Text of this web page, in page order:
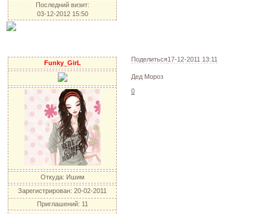
Последний визит:
03-12-2012 15:50
Поделиться17-12-2011 13:11
Funky_GirL
Откуда: Ишим
Зарегистрирован: 20-02-2011
Приглашений: 11
Дед Мороз
0